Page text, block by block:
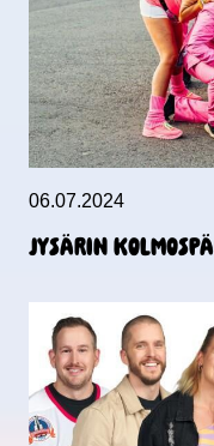
06.07.2024
JYSÄRIN